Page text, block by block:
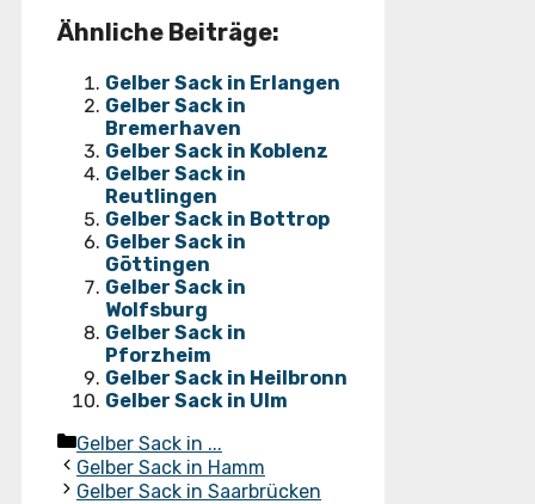
Ähnliche Beiträge:
Gelber Sack in Erlangen
Gelber Sack in
Bremerhaven
Gelber Sack in Koblenz
Gelber Sack in
Reutlingen
Gelber Sack in Bottrop
Gelber Sack in
Göttingen
Gelber Sack in
Wolfsburg
Gelber Sack in
Pforzheim
Gelber Sack in Heilbronn
Gelber Sack in Ulm
Kategorien
Gelber Sack in ...
Gelber Sack in Hamm
Gelber Sack in Saarbrücken